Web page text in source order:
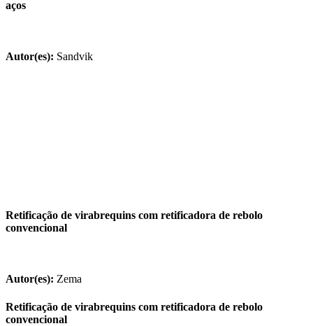
aços
Autor(es): Sandvik
Retificação de virabrequins com retificadora de rebolo
convencional
Autor(es): Zema
Retificação de virabrequins com retificadora de rebolo
convencional